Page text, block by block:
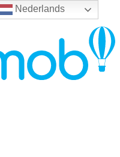
Nederlands